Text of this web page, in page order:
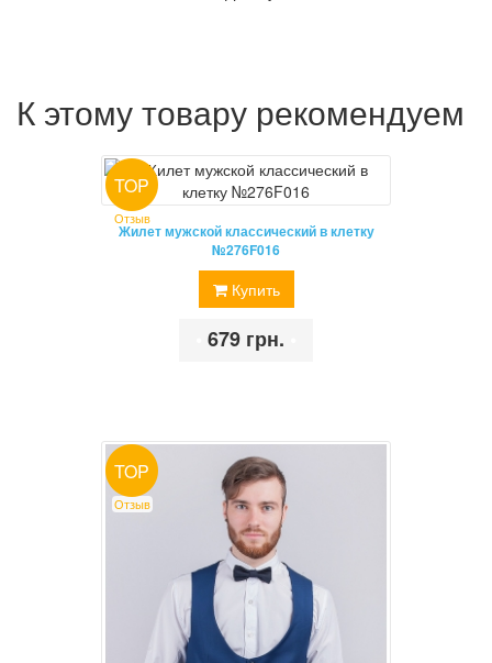
К этому товару рекомендуем
TOP
Отзыв
Жилет мужской классический в клетку
№276F016
Купить
679 грн.
TOP
Отзыв